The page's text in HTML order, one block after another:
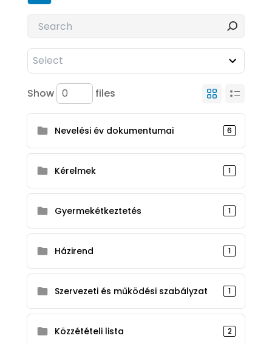
Show files
Nevelési év dokumentumai 6
Kérelmek 1
Gyermekétkeztetés 1
Házirend 1
Szervezeti és működési szabályzat 1
Közzétételi lista 2